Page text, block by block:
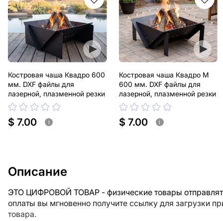
Костровая чаша Квадро 600
мм. DXF файлы для
лазерной, плазменной резки
$ 7.00 i
Костровая чаша Квадро М
600 мм. DXF файлы для
лазерной, плазменной резки
$ 7.00 i
Описание
ЭТО ЦИФРОВОЙ ТОВАР - физические товары
оплаты вы мгновенно получите ссылку для загрузки
товара.